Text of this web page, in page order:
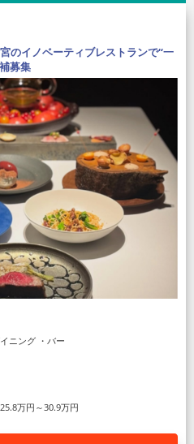
のイノベーティブレストランで“一
募集
ニング ・バー
万円～30.9万円